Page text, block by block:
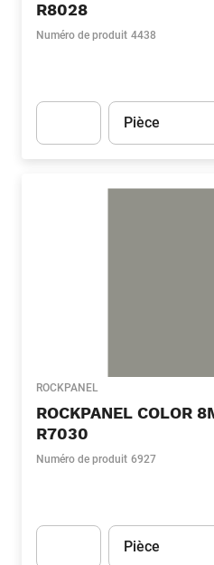
R8028
Numéro de produit 4438
Unité
Pièce
ROCKPANEL
ROCKPANEL COLOR
R7030
Numéro de produit 6927
Unité
Pièce